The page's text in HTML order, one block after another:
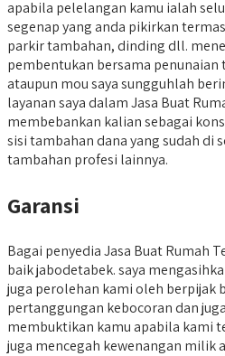
apabila pelelangan kamu ialah
segenap yang anda pikirkan
parkir tambahan, dinding dll.
pembentukan bersama penunaian
ataupun mou saya sungguhlah
layanan saya dalam Jasa Buat
membebankan kalian sebagai
sisi tambahan dana yang sudah di
tambahan profesi lainnya.
Garansi
Bagai penyedia Jasa Buat Rumah
baik jabodetabek. saya
juga perolehan kami oleh berpijak
pertanggungan kebocoran dan
membuktikan kamu apabila kami
juga mencegah kewenangan milik